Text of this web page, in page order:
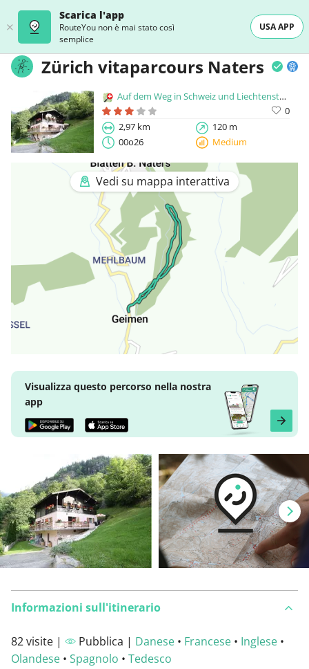
Scarica l'app
RouteYou non è mai stato così
semplice
USA APP
Zürich vitaparcours Naters
Auf dem Weg in Schweiz und Liechtenstein
0
2,97 km
120 m
00o26
Medium
Vedi su mappa interattiva
Visualizza questo percorso nella nostra
app
Informazioni sull'itinerario
82 visite | Pubblica | Danese • Francese • Inglese •
Olandese • Spagnolo • Tedesco